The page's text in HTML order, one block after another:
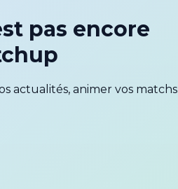
pas encore
actualités, animer vos matchs